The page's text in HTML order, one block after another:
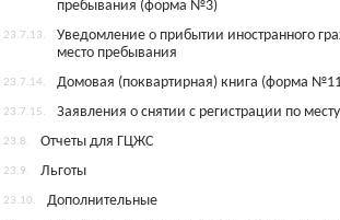
пребывания (форма №3)
23.7.13.
Уведомление о прибытии иностранного
место пребывания
23.7.14. Домовая (поквартирная) книга (форма
23.7.15. Заявления о снятии с регистрации по
23.8. Отчеты для ГЦЖС
23.9. Льготы
23.10. Дополнительные